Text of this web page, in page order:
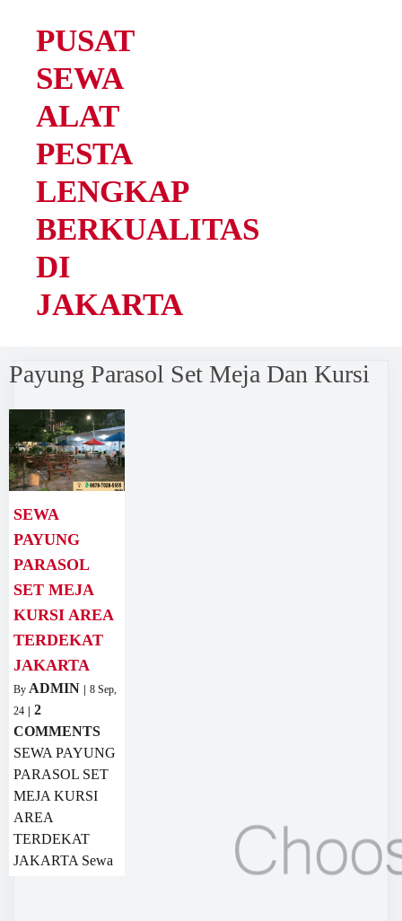
PUSAT
SEWA
ALAT
PESTA
LENGKAP
BERKUALITAS
DI
JAKARTA
Payung Parasol Set Meja Dan Kursi
SEWA
PAYUNG
PARASOL
SET MEJA
KURSI AREA
TERDEKAT
JAKARTA
By ADMIN | 8 Sep,
24 | 2
COMMENTS
SEWA PAYUNG
PARASOL SET
MEJA KURSI
AREA
TERDEKAT
JAKARTA Sewa